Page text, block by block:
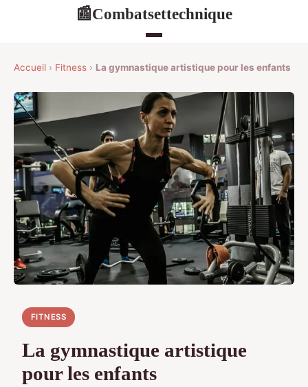
📰Combatsettechnique
Accueil › Fitness › La gymnastique artistique pour les enfants
FITNESS
La gymnastique artistique
pour les enfants